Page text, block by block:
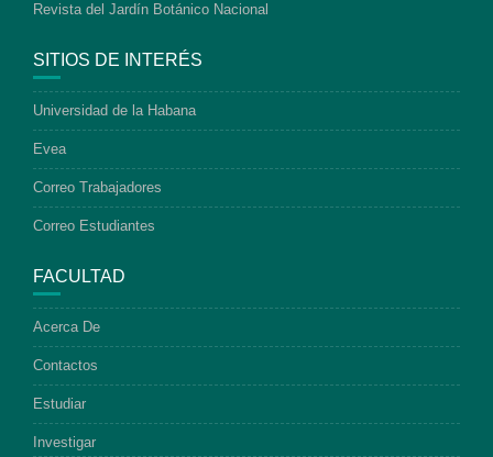
Revista del Jardín Botánico Nacional
SITIOS DE INTERÉS
Universidad de la Habana
Evea
Correo Trabajadores
Correo Estudiantes
FACULTAD
Acerca De
Contactos
Estudiar
Investigar